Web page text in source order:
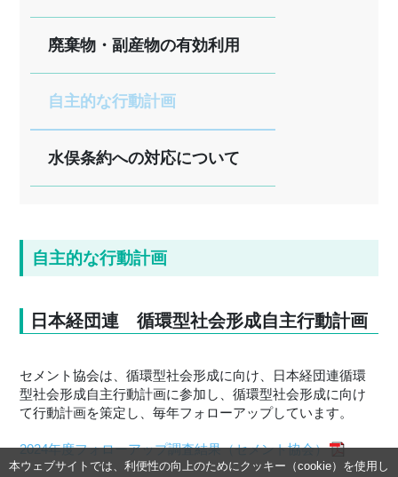
廃棄物・副産物の有効利用
自主的な行動計画
水俣条約への対応について
自主的な行動計画
日本経団連 循環型社会形成自主行動計画
セメント協会は、循環型社会形成に向け、日本経団連循環
型社会形成自主行動計画に参加し、循環型社会形成に向け
て行動計画を策定し、毎年フォローアップしています。
2024年度フォローアップ調査結果（セメント協会）
本ウェブサイトでは、利便性の向上のためにクッキー（cookie）を使用し